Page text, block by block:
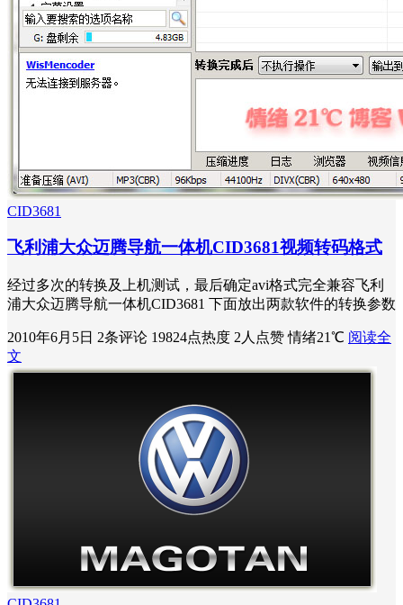
CID3681
飞利浦大众迈腾导航一体机CID3681视频转码格式
经过多次的转换及上机测试，最后确定avi格式完全兼容飞利
浦大众迈腾导航一体机CID3681 下面放出两款软件的转换参数
2010年6月5日 2条评论 19824点热度 2人点赞 情绪21℃ 阅读全
文